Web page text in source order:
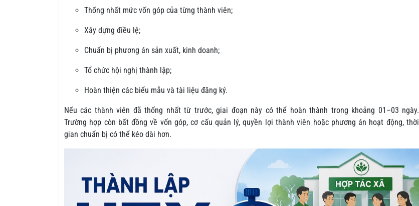
Thống nhất mức vốn góp của từng thành viên;
Xây dựng điều lệ;
Chuẩn bị phương án sản xuất, kinh doanh;
Tổ chức hội nghị thành lập;
Hoàn thiện các biểu mẫu và tài liệu đăng ký.
Nếu các thành viên đã thống nhất từ trước, giai đoạn này có thể hoàn thành trong khoảng 01–03 ngày.
Trường hợp còn bất đồng về vốn góp, cơ cấu quản lý, quyền lợi thành viên hoặc phương án hoạt động, thời
gian chuẩn bị có thể kéo dài hơn.